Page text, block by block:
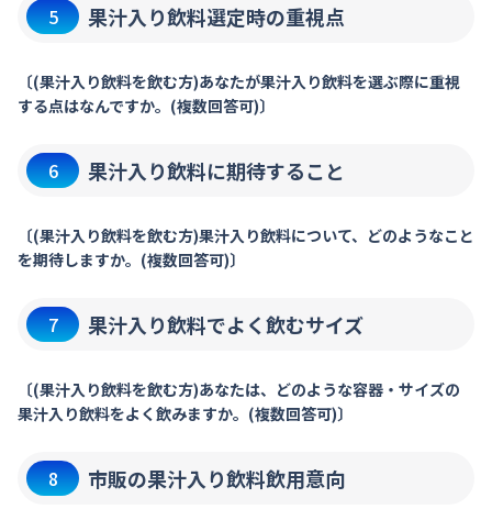
5 果汁入り飲料選定時の重視点
〔(果汁入り飲料を飲む方)あなたが果汁入り飲料を選ぶ際に重視
する点はなんですか。(複数回答可)〕
6 果汁入り飲料に期待すること
〔(果汁入り飲料を飲む方)果汁入り飲料について、どのようなこと
を期待しますか。(複数回答可)〕
7 果汁入り飲料でよく飲むサイズ
〔(果汁入り飲料を飲む方)あなたは、どのような容器・サイズの
果汁入り飲料をよく飲みますか。(複数回答可)〕
8 市販の果汁入り飲料飲用意向